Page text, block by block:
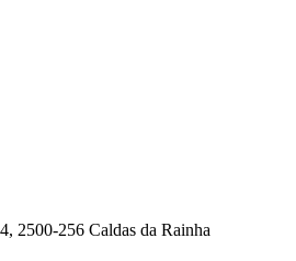
2500-256 Caldas da Rainha